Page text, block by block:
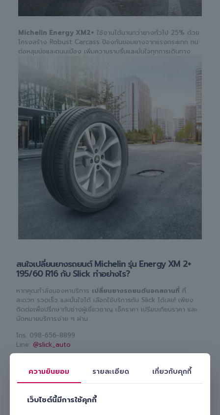
Michelin Energy XM2+ ใช้งานได้นานกว่ายางทั่วไป 25% ด้วย
โครงสร้าง Robust Carcass ป้องกันขอบยางจากแรงกระแทก ทน
ต่อหลุมบ่อและถนนเมือง เพิ่มความราบรื่นและมั่นใจทุกการเดินทาง
สนใจเปลี่ยนยางรถยนต์ Michelin รุ่น Energy XM 2+
195/60 R16 กับ Slick ทำอย่างไร?
หากคุณกำลังมองหาบริการ เปลี่ยนยางรถยนต์นอกสถานที่ ที่
สะดวก รวดเร็ว และมั่นใจได้ เลือกใช้บริการกับ Slick ได้เลย! เพียง
ติดต่อเพื่อปรึกษากับช่างผู้เชี่ยวชาญ เช็คราคา เปรียบเทียบราคา และ
นัดหมายบริการง่าย ๆ ผ่าน
โทร. 098-656-8899
Line: @slick_auto
Energy XM 2+ 195/60 R16 ให้คุณถึงบ้านหรือที่ทำงานสะดวก
ปลอดภัย และคุ้มค่า เลือก Slick บริการเปลี่ยนยางถึงที่ รับรองไม่ผิด
ความยินยอม รายละเอียด เกี่ยวกับคุกกี้
เว็บไซต์นี้มีการใช้คุกกี้